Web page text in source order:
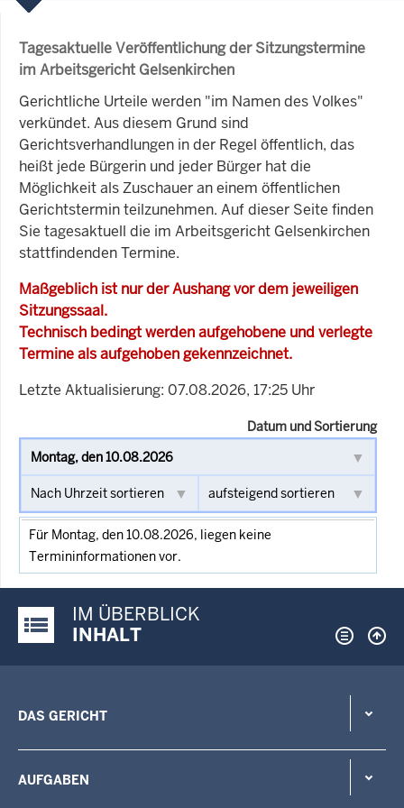
Tagesaktuelle Veröffentlichung der Sitzungstermine
im Arbeitsgericht Gelsenkirchen
Gerichtliche Urteile werden "im Namen des Volkes"
verkündet. Aus diesem Grund sind
Gerichtsverhandlungen in der Regel öffentlich, das
heißt jede Bürgerin und jeder Bürger hat die
Möglichkeit als Zuschauer an einem öffentlichen
Gerichtstermin teilzunehmen. Auf dieser Seite finden
Sie tagesaktuell die im Arbeitsgericht Gelsenkirchen
stattfindenden Termine.
Maßgeblich ist nur der Aushang vor dem jeweiligen
Sitzungssaal.
Technisch bedingt werden aufgehobene und verlegte
Termine als aufgehoben gekennzeichnet.
Letzte Aktualisierung: 07.08.2026, 17:25 Uhr
Datum und Sortierung
Für Montag, den 10.08.2026, liegen keine
Termininformationen vor.
Justiz-Portal im Überblick:
IM ÜBERBLICK
INHALT
DAS GERICHT
AUFGABEN